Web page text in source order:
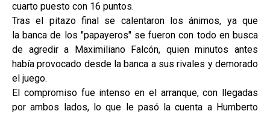
cuarto puesto con 16 puntos.
Tras el pitazo final se calentaron los ánimos, ya que
la banca de los "papayeros" se fueron con todo en busca
de agredir a Maximiliano Falcón, quien minutos antes
había provocado desde la banca a sus rivales y demorado
el juego.
El compromiso fue intenso en el arranque, con llegadas
por ambos lados, lo que le pasó la cuenta a Humberto